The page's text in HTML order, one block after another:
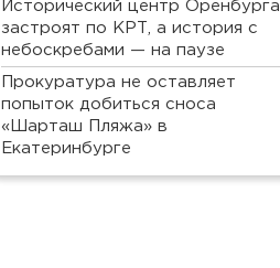
Исторический центр Оренбурга
застроят по КРТ, а история с
небоскребами — на паузе
Прокуратура не оставляет
попыток добиться сноса
«Шарташ Пляжа» в
Екатеринбурге